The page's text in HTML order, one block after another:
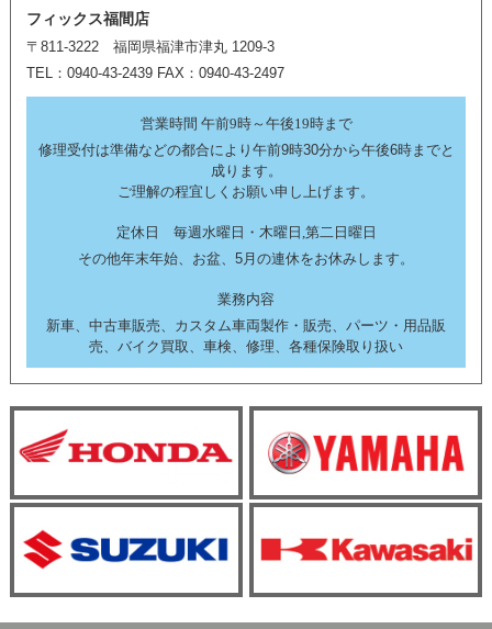
フィックス福間店
〒811-3222 福岡県福津市津丸 1209-3
TEL：0940-43-2439 FAX：0940-43-2497
営業時間 午前9時～午後19時まで
修理受付は準備などの都合により午前9時30分から午後6時までと
成ります。
ご理解の程宜しくお願い申し上げます。
定休日 毎週水曜日・木曜日,第二日曜日
その他年末年始、お盆、5月の連休をお休みします。
業務内容
新車、中古車販売、カスタム車両製作・販売、パーツ・用品販
売、バイク買取、車検、修理、各種保険取り扱い